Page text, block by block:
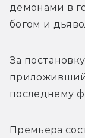
демонами в
богом и
За
приложивший
последнему
Премьера